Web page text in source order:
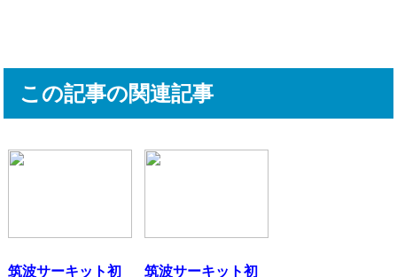
この記事の関連記事
筑波サーキット初
筑波サーキット初